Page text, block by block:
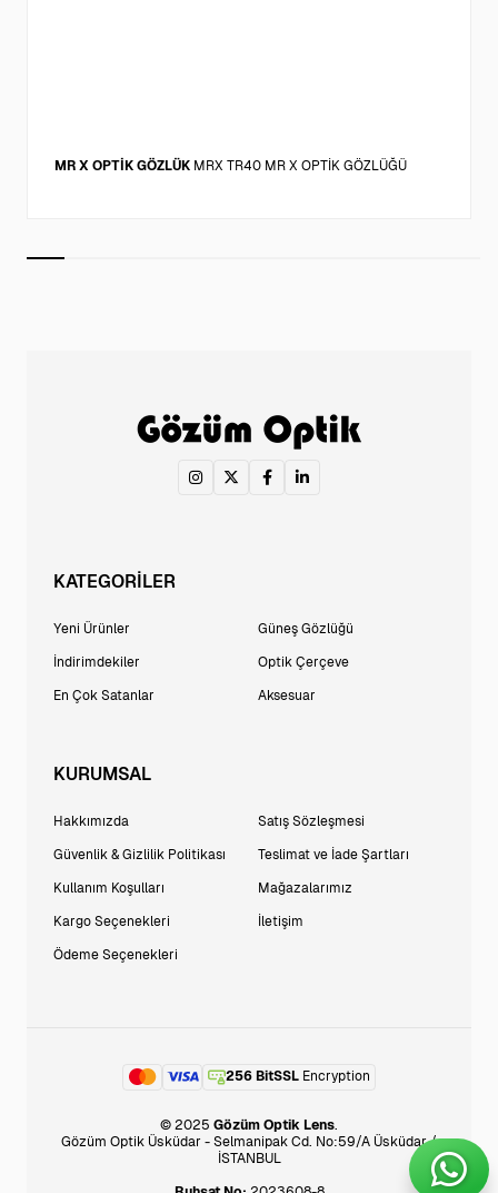
MR X OPTİK GÖZLÜK MRX TR40 MR X OPTİK GÖZLÜĞÜ
KATEGORİLER
Yeni Ürünler
İndirimdekiler
En Çok Satanlar
Güneş Gözlüğü
Optik Çerçeve
Aksesuar
KURUMSAL
Hakkımızda
Güvenlik & Gizlilik Politikası
Kullanım Koşulları
Kargo Seçenekleri
Ödeme Seçenekleri
Satış Sözleşmesi
Teslimat ve İade Şartları
Mağazalarımız
İletişim
256 BitSSL Encryption
© 2025 Gözüm Optik Lens.
Gözüm Optik Üsküdar - Selmanipak Cd. No:59/A Üsküdar /
İSTANBUL